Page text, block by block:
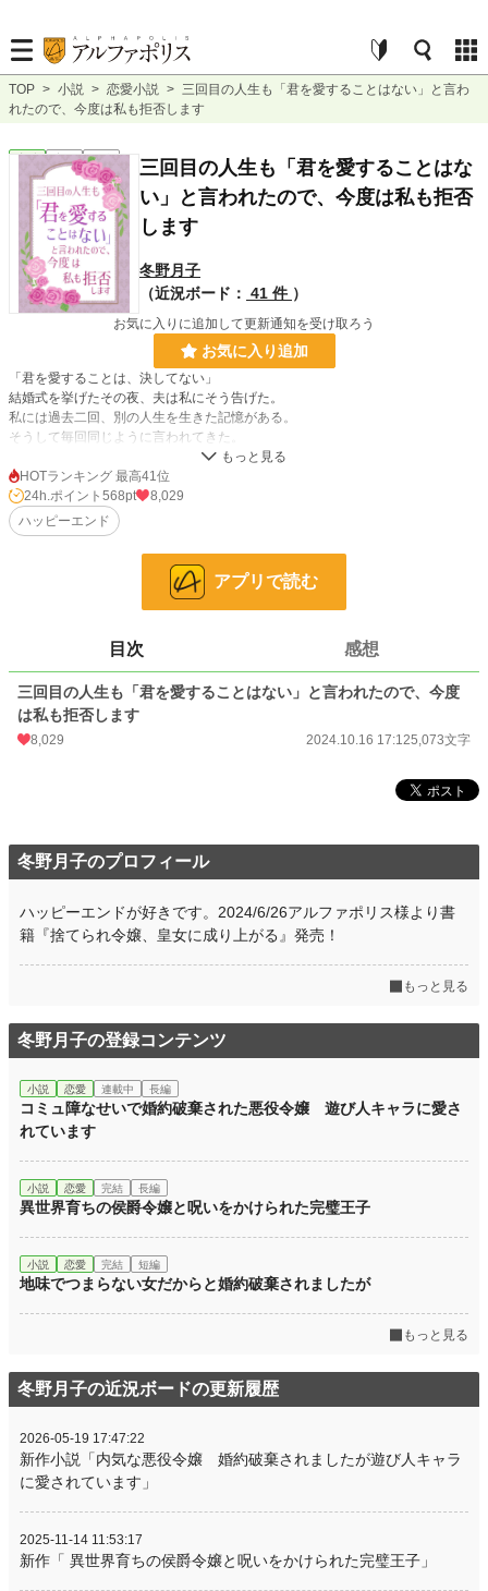
TOP > 小説 > 恋愛小説 > 三回目の人生も「君を愛することはない」と言わ
れたので、今度は私も拒否します
恋愛 完結 短編
三回目の人生も「君を愛することはな
い」と言われたので、今度は私も拒否
します
冬野月子
（近況ボード： 41 件 ）
お気に入りに追加して更新通知を受け取ろう
お気に入り追加
「君を愛することは、決してない」
結婚式を挙げたその夜、夫は私にそう告げた。
私には過去二回、別の人生を生きた記憶がある。
そうして毎回同じように言われてきた。
逃げた一回目、我慢した二回目。いずれも上手くいかなかった。
だから今回は。
1,342 位 / 66,369 件
568 pt
文字数 5,073
更新日時
週間ポイント 6,614 pt (1,564 位)
年間ポイント 509,219 pt (1,004 位)
累計ポイント 1,332,097 pt (4,380 位)
HOTランキング 最高41位
24h.ポイント 568pt
8,029
ハッピーエンド
アプリで読む
目次 感想
三回目の人生も「君を愛することはない」と言われたので、今度
は私も拒否します
8,029 2024.10.16 17:125,073文字
冬野月子のプロフィール
ハッピーエンドが好きです。2024/6/26アルファポリス様より書
籍『捨てられ令嬢、皇女に成り上がる』発売！
もっと見る
冬野月子の登録コンテンツ
小説 恋愛 連載中 長編
コミュ障なせいで婚約破棄された悪役令嬢 遊び人キャラに愛さ
れています
小説 恋愛 完結 長編
異世界育ちの侯爵令嬢と呪いをかけられた完璧王子
小説 恋愛 完結 短編
地味でつまらない女だからと婚約破棄されましたが
もっと見る
冬野月子の近況ボードの更新履歴
2026-05-19 17:47:22
新作小説「内気な悪役令嬢 婚約破棄されましたが遊び人キャラ
に愛されています」
2025-11-14 11:53:17
新作「 異世界育ちの侯爵令嬢と呪いをかけられた完璧王子」